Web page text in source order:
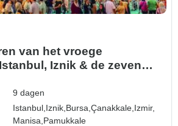
van het vroege
Iznik & de zeven
9 dagen
Istanbul, Iznik, Bursa,Çanakkale, Izmir,
Manisa, Pamukkale